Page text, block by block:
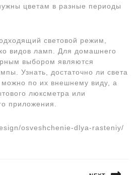
цветам в разные периоды
световой режим,
видов ламп. Для домашнего
выбором являются
Узнать, достаточно ли света
можно по их внешнему виду, а
люксметра или
приложения.
osveshchenie-dlya-rasteniy/